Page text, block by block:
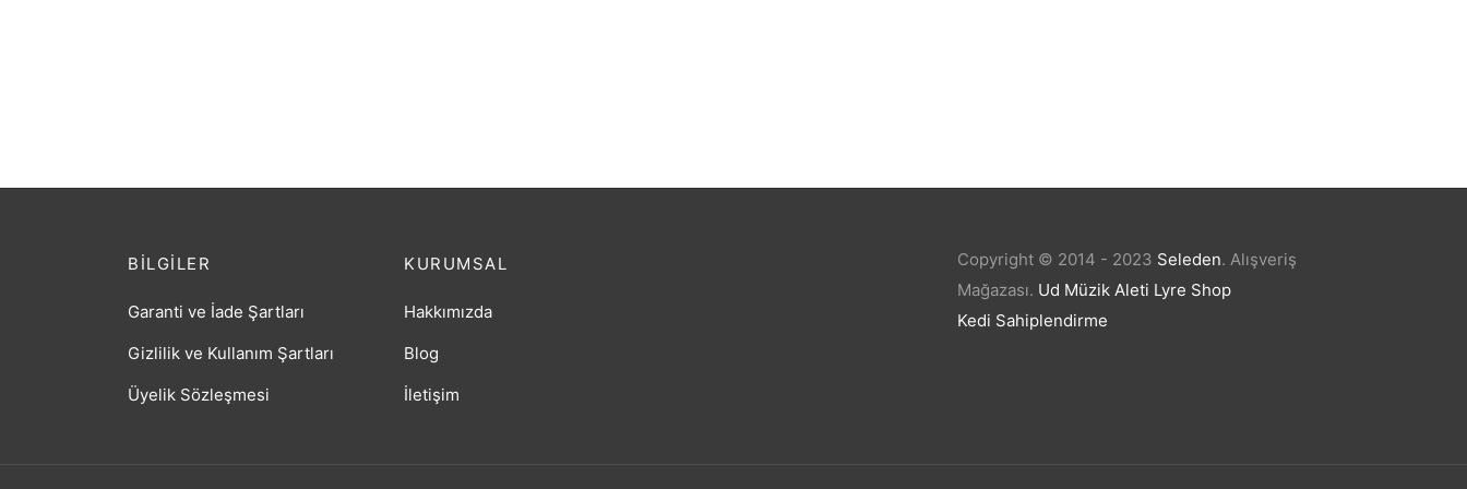
Copyright © 2014 - 2023 Seleden. Alışveriş
Mağazası. Ud Müzik Aleti Lyre Shop
Kedi Sahiplendirme
KURUMSAL
Hakkımızda
Blog
İletişim
BILGILER
Garanti ve İade Şartları
Gizlilik ve Kullanım Şartları
Üyelik Sözleşmesi